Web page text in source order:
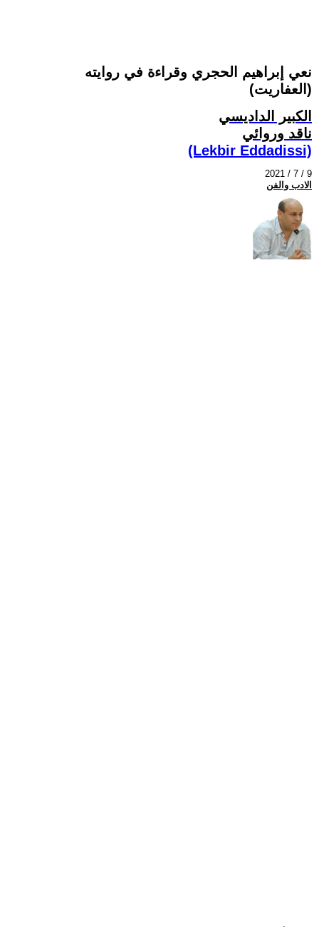
نعي إبراهيم الحجري وقراءة في روايته
(العفاريت)
الكبير الداديسي
ناقد وروائي
(Lekbir Eddadissi)
2021 / 7 / 9
الادب والفن